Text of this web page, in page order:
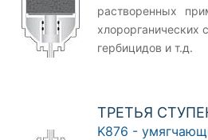
растворенных
хлорорганических
гербицидов и т.д.
ТРЕТЬЯ
K876 -